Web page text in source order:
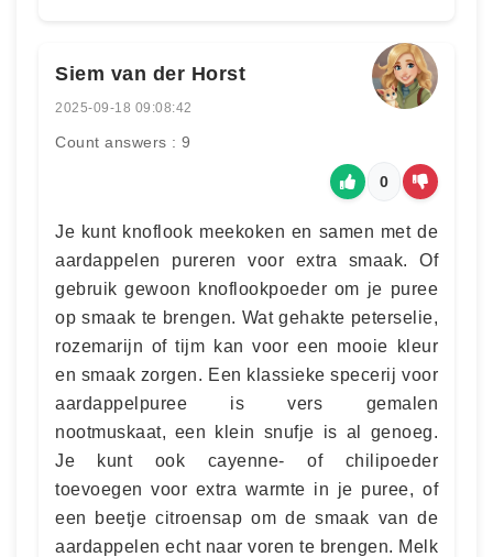
Siem van der Horst
2025-09-18 09:08:42
Count answers : 9
0
Je kunt knoflook meekoken en samen met de
aardappelen pureren voor extra smaak. Of
gebruik gewoon knoflookpoeder om je puree
op smaak te brengen. Wat gehakte peterselie,
rozemarijn of tijm kan voor een mooie kleur
en smaak zorgen. Een klassieke specerij voor
aardappelpuree is vers gemalen
nootmuskaat, een klein snufje is al genoeg.
Je kunt ook cayenne- of chilipoeder
toevoegen voor extra warmte in je puree, of
een beetje citroensap om de smaak van de
aardappelen echt naar voren te brengen. Melk